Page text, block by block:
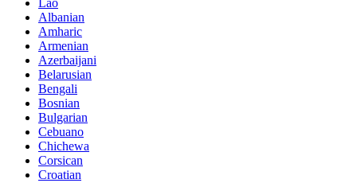
Lao
Albanian
Amharic
Armenian
Azerbaijani
Belarusian
Bengali
Bosnian
Bulgarian
Cebuano
Chichewa
Corsican
Croatian